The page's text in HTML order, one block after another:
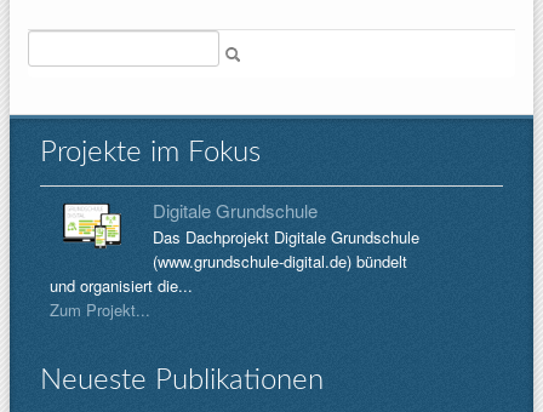
Projekte im Fokus
Digitale Grundschule
Das Dachprojekt Digitale Grundschule
(www.grundschule-digital.de) bündelt
und organisiert die...
Zum Projekt...
Neueste Publikationen